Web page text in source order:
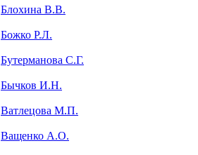
Блохина В.В.
Божко Р.Л.
Бутерманова С.Г.
Бычков И.Н.
Ватлецова М.П.
Ващенко А.О.